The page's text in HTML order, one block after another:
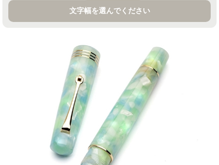
文字幅を選んでください